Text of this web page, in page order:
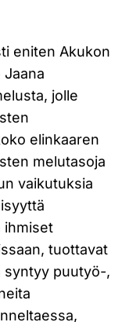
eniten Akukon
jolle
elinkaaren
melutasoja
vaikutuksia
ihmiset
tuottavat
syntyy puutyö-,